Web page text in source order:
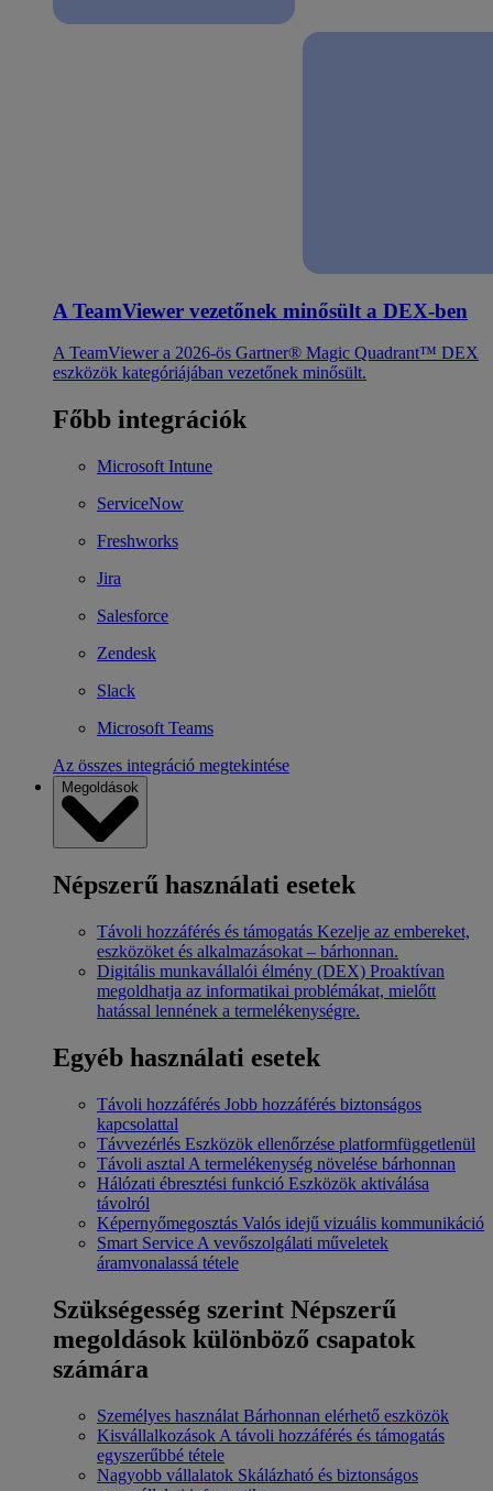
A TeamViewer vezetőnek minősült a DEX-ben
A TeamViewer a 2026-ös Gartner® Magic Quadrant™ DEX
eszközök kategóriájában vezetőnek minősült.
Főbb integrációk
Microsoft Intune
ServiceNow
Freshworks
Jira
Salesforce
Zendesk
Slack
Microsoft Teams
Az összes integráció megtekintése
Megoldások
Népszerű használati esetek
Távoli hozzáférés és támogatás Kezelje az embereket,
eszközöket és alkalmazásokat – bárhonnan.
Digitális munkavállalói élmény (DEX) Proaktívan
megoldhatja az informatikai problémákat, mielőtt
hatással lennének a termelékenységre.
Egyéb használati esetek
Távoli hozzáférés Jobb hozzáférés biztonságos
kapcsolattal
Távvezérlés Eszközök ellenőrzése platformfüggetlenül
Távoli asztal A termelékenység növelése bárhonnan
Hálózati ébresztési funkció Eszközök aktiválása
távolról
Képernyőmegosztás Valós idejű vizuális kommunikáció
Smart Service A vevőszolgálati műveletek
áramvonalassá tétele
Szükségesség szerint Népszerű
megoldások különböző csapatok
számára
Személyes használat Bárhonnan elérhető eszközök
Kisvállalkozások A távoli hozzáférés és támogatás
egyszerűbbé tétele
Nagyobb vállalatok Skálázható és biztonságos